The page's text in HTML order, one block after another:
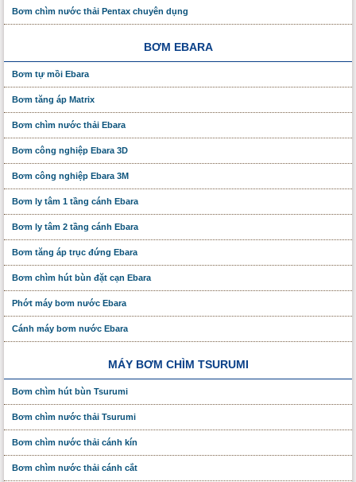
Bơm chìm nước thải Pentax chuyên dụng
BƠM EBARA
Bơm tự mồi Ebara
Bơm tăng áp Matrix
Bơm chìm nước thải Ebara
Bơm công nghiệp Ebara 3D
Bơm công nghiệp Ebara 3M
Bơm ly tâm 1 tầng cánh Ebara
Bơm ly tâm 2 tầng cánh Ebara
Bơm tăng áp trục đứng Ebara
Bơm chìm hút bùn đặt cạn Ebara
Phớt máy bơm nước Ebara
Cánh máy bơm nước Ebara
MÁY BƠM CHÌM TSURUMI
Bơm chìm hút bùn Tsurumi
Bơm chìm nước thải Tsurumi
Bơm chìm nước thải cánh kín
Bơm chìm nước thải cánh cắt